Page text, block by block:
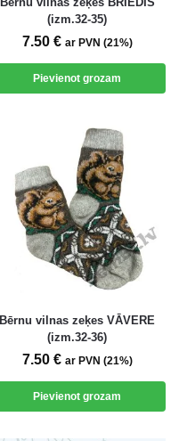
(izm.32-35)
7.50 € ar PVN (21%)
Pievienot grozam
Bērnu vilnas zeķes VĀVERE
(izm.32-36)
7.50 € ar PVN (21%)
Pievienot grozam